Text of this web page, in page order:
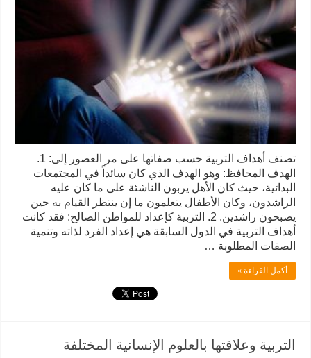
تصنف أهداف التربية حسب صفاتها على مر العصور إلى: 1.
الهدف المحافظ: وهو الهدف الذي كان سائداً في المجتمعات
البدائية، حيث كان الأهل يربون الناشئة على ما كان عليه
الراشدون، وكان الأطفال يتعلمون ما إن ينتظر القيام به حين
يصبحون راشدين. 2. التربية كإعداد للمواطن الصالح: فقد كانت
أهداف التربية في الدول السابقة هي إعداد الفرد لذاته وتنمية
الصفات المطلوبة …
أكمل القراءة »
التربية وعلاقتها بالعلوم الإنسانية المختلفة